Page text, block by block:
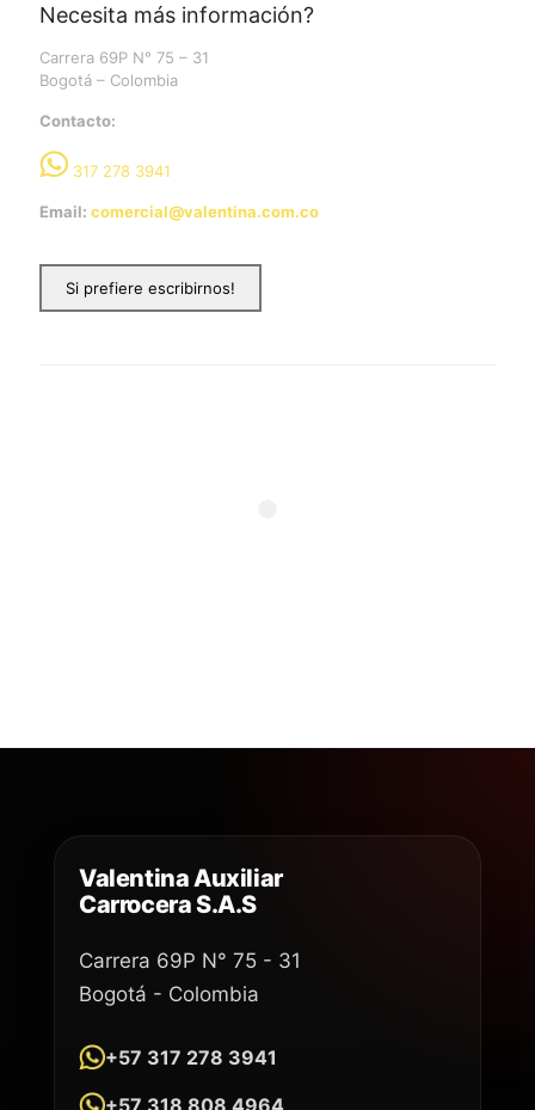
Necesita más información?
Carrera 69P N° 75 – 31
Bogotá – Colombia
Contacto:
317 278 3941
Email: comercial@valentina.com.co
Valentina Auxiliar
Carrocera S.A.S
Carrera 69P N° 75 - 31
Bogotá - Colombia
+57 317 278 3941
+57 318 808 4964